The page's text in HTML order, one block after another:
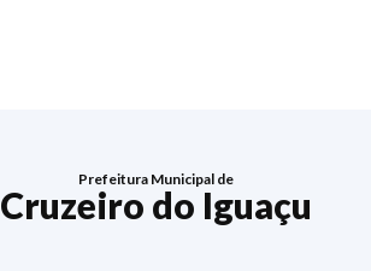
Prefeitura Municipal de
Cruzeiro do Iguaçu